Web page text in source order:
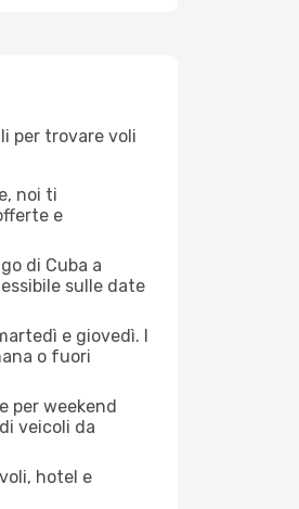
per trovare voli
noi ti
e
di Cuba a
sulle date
e giovedì. I
o fuori
per weekend
veicoli da
hotel e